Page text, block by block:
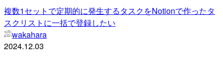
複数1セットで定期的に発生するタスクをNotionで作ったタ
スクリストに一括で登録したい
wakahara
2024.12.03